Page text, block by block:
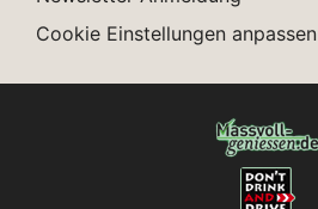
Cookie Einstellungen anpassen